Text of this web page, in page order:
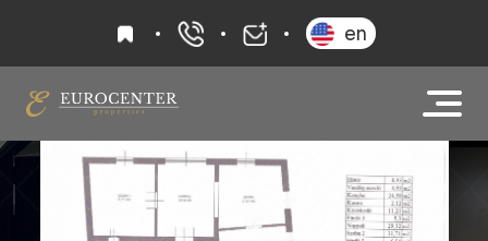
kedvencek+36 20 919 0005
en